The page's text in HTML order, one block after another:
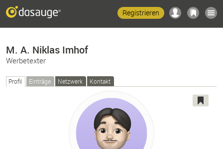
Registrieren
M. A. Niklas Imhof
Werbetexter
Profil Einträge Netzwerk Kontakt